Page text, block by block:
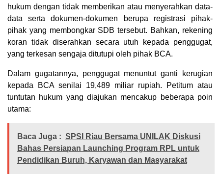
hukum dengan tidak memberikan atau menyerahkan data-
data serta dokumen-dokumen berupa registrasi pihak-
pihak yang membongkar SDB tersebut. Bahkan, rekening
koran tidak diserahkan secara utuh kepada penggugat,
yang terkesan sengaja ditutupi oleh pihak BCA.
Dalam gugatannya, penggugat menuntut ganti kerugian
kepada BCA senilai 19,489 miliar rupiah. Petitum atau
tuntutan hukum yang diajukan mencakup beberapa poin
utama:
Baca Juga : SPSI Riau Bersama UNILAK Diskusi
Bahas Persiapan Launching Program RPL untuk
Pendidikan Buruh, Karyawan dan Masyarakat